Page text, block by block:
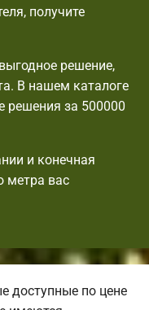
получите
решение,
В нашем каталоге
решения за 500000
и конечная
метра вас
доступные по цене